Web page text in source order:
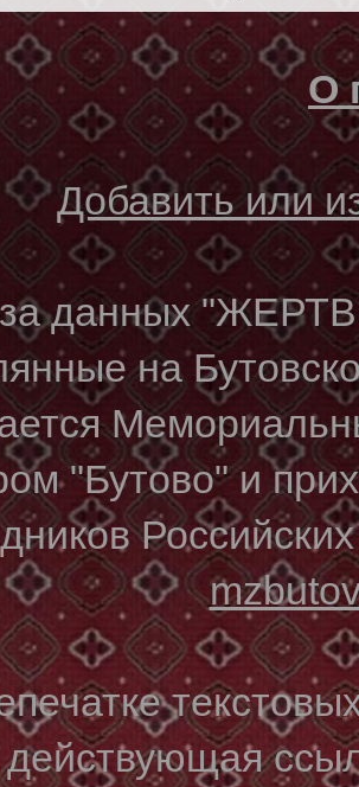
О
Добавить или
данных
на
"Бутово" и
действующая